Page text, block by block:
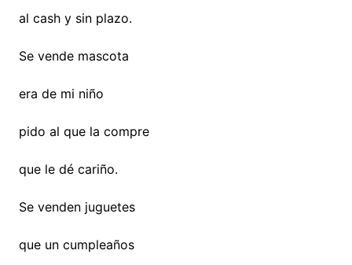
al cash y sin plazo.
Se vende mascota
era de mi niño
pido al que la compre
que le dé cariño.
Se venden juguetes
que un cumpleaños